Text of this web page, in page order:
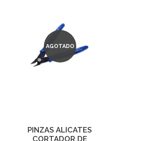
AGOTADO
PINZAS ALICATES
CORTADOR DE